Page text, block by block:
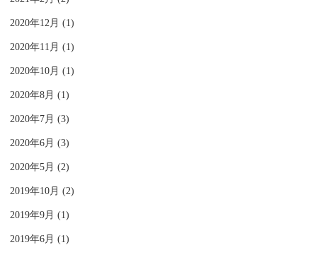
2020年12月 (1)
2020年11月 (1)
2020年10月 (1)
2020年8月 (1)
2020年7月 (3)
2020年6月 (3)
2020年5月 (2)
2019年10月 (2)
2019年9月 (1)
2019年6月 (1)